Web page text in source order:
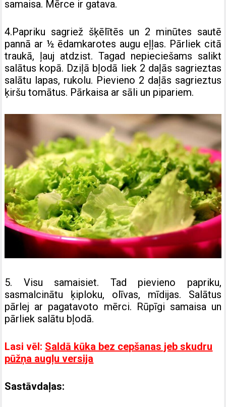
samaisa. Mērce ir gatava.
4.Papriku sagriež šķēlītēs un 2 minūtes sautē
pannā ar ½ ēdamkarotes augu eļļas. Pārliek citā
traukā, ļauj atdzist. Tagad nepieciešams salikt
salātus kopā. Dziļā bļodā liek 2 daļās sagrieztas
salātu lapas, rukolu. Pievieno 2 daļās sagrieztus
ķiršu tomātus. Pārkaisa ar sāli un pipariem.
5. Visu samaisiet. Tad pievieno papriku,
sasmalcinātu ķiploku, olīvas, mīdijas. Salātus
pārlej ar pagatavoto mērci. Rūpīgi samaisa un
pārliek salātu bļodā.
Lasi vēl: Saldā kūka bez cepšanas jeb skudru
pūžņa augļu versija
Sastāvdaļas: